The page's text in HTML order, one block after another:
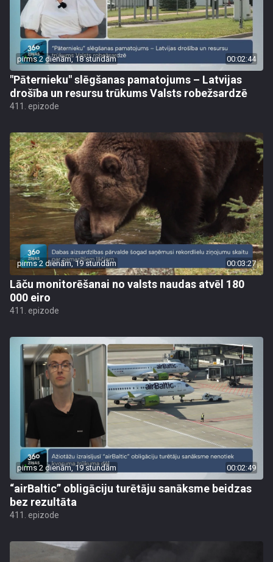
pirms 2 dienām, 18 stundām 00:02:44
"Pāternieku" slēgšanas pamatojums – Latvijas
drošība un resursu trūkums Valsts robežsardzē
411. epizode
pirms 2 dienām, 19 stundām 00:03:27
Lāču monitorēšanai no valsts naudas atvēl 180
000 eiro
411. epizode
pirms 2 dienām, 19 stundām 00:02:49
“airBaltic” obligāciju turētāju sanāksme beidzas
bez rezultāta
411. epizode